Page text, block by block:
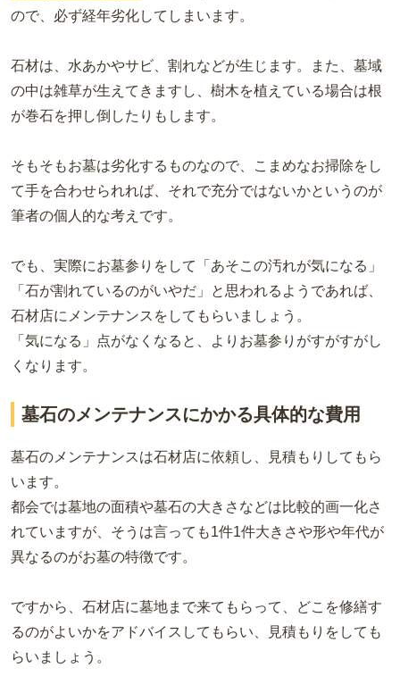
ので、必ず経年劣化してしまいます。
石材は、水あかやサビ、割れなどが生じます。また、墓域
の中は雑草が生えてきますし、樹木を植えている場合は根
が巻石を押し倒したりもします。
そもそもお墓は劣化するものなので、こまめなお掃除をし
て手を合わせられれば、それで充分ではないかというのが
筆者の個人的な考えです。
でも、実際にお墓参りをして「あそこの汚れが気になる」
「石が割れているのがいやだ」と思われるようであれば、
石材店にメンテナンスをしてもらいましょう。
「気になる」点がなくなると、よりお墓参りがすがすがし
くなります。
墓石のメンテナンスにかかる具体的な費用
墓石のメンテナンスは石材店に依頼し、見積もりしてもら
います。
都会では墓地の面積や墓石の大きさなどは比較的画一化さ
れていますが、そうは言っても1件1件大きさや形や年代が
異なるのがお墓の特徴です。
ですから、石材店に墓地まで来てもらって、どこを修繕す
るのがよいかをアドバイスしてもらい、見積もりをしても
らいましょう。